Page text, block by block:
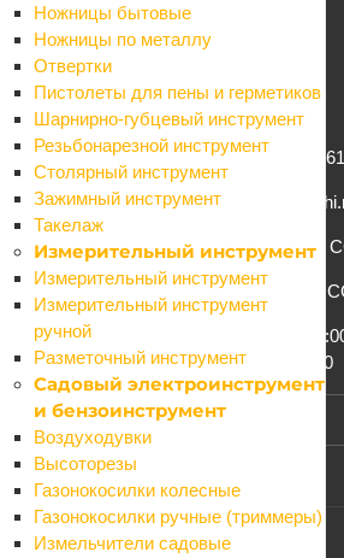
Ножницы бытовые
Ножницы по металлу
Отвертки
Пистолеты для пены и герметиков
Шарнирно-губцевый инструмент
Резьбонарезной инструмент
Столярный инструмент
Зажимный инструмент
Такелаж
Измерительный инструмент
Измерительный инструмент
Измерительный инструмент
ручной
Разметочный инструмент
Садовый электроинструмент
и бензоинструмент
Воздуходувки
Высоторезы
Газонокосилки колесные
Газонокосилки ручные (триммеры)
Измельчители садовые
Условия оплаты
Условия доставки
Гарантия на товар
Вопрос-ответ
+7 (862) 261-61-61
info@komfort-
г. Сочи, ул. Конституции
г. Сочи, ул. Конституции
Пн-Сб: 8:00 –
Вс: 8:00 – 17:00